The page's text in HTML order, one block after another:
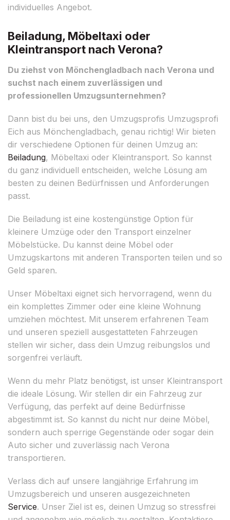
individuelles Angebot.
Beiladung, Möbeltaxi oder
Kleintransport nach Verona?
Du ziehst von Mönchengladbach nach Verona und
suchst nach einem zuverlässigen und
professionellen Umzugsunternehmen?
Dann bist du bei uns, den Umzugsprofis Umzugsprofi
Eich aus Mönchengladbach, genau richtig! Wir bieten
dir verschiedene Optionen für deinen Umzug an:
Beiladung, Möbeltaxi oder Kleintransport. So kannst
du ganz individuell entscheiden, welche Lösung am
besten zu deinen Bedürfnissen und Anforderungen
passt.
Die Beiladung ist eine kostengünstige Option für
kleinere Umzüge oder den Transport einzelner
Möbelstücke. Du kannst deine Möbel oder
Umzugskartons mit anderen Transporten teilen und so
Geld sparen.
Unser Möbeltaxi eignet sich hervorragend, wenn du
ein komplettes Zimmer oder eine kleine Wohnung
umziehen möchtest. Mit unserem erfahrenen Team
und unseren speziell ausgestatteten Fahrzeugen
stellen wir sicher, dass dein Umzug reibungslos und
sorgenfrei verläuft.
Wenn du mehr Platz benötigst, ist unser Kleintransport
die ideale Lösung. Wir stellen dir ein Fahrzeug zur
Verfügung, das perfekt auf deine Bedürfnisse
abgestimmt ist. So kannst du nicht nur deine Möbel,
sondern auch sperrige Gegenstände oder sogar dein
Auto sicher und zuverlässig nach Verona
transportieren.
Verlass dich auf unsere langjährige Erfahrung im
Umzugsbereich und unseren ausgezeichneten
Service. Unser Ziel ist es, deinen Umzug so stressfrei